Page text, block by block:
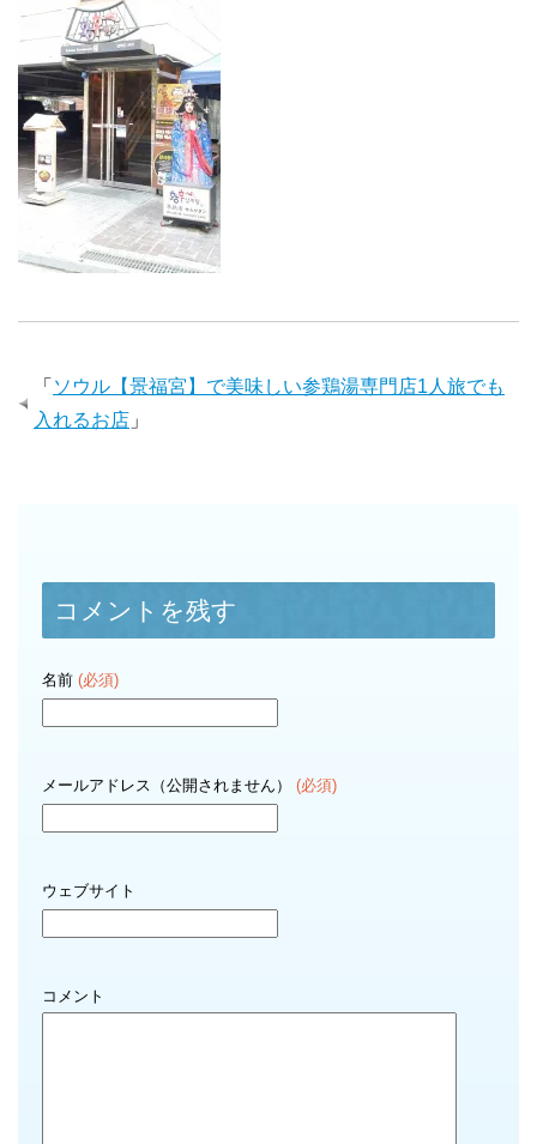
「 ソウル【景福宮】で美味しい参鶏湯専門店1人旅でも
入れるお店 」
コメントを残す
名前 (必須)
メールアドレス（公開されません） (必須)
ウェブサイト
コメント